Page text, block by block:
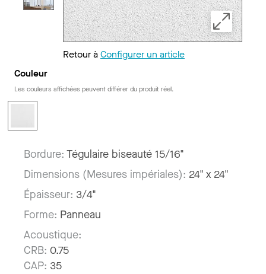
Retour àConfigurer un article
Couleur
Les couleurs affichées peuvent différer du produit réel.
Bordure: Tégulaire biseauté 15/16"
Dimensions (Mesures impériales): 24" x 24"
Épaisseur: 3/4"
Forme: Panneau
Acoustique:
CRB: 0.75
CAP: 35